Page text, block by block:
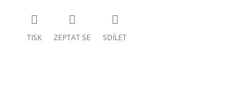
TISK ZEPTAT SE SDÍLET